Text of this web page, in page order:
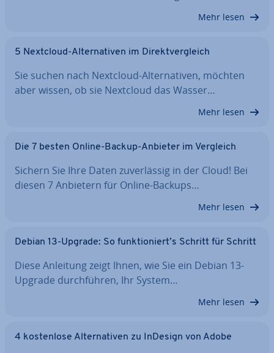
Mehr lesen
5 Nextcloud-Al­ter­na­ti­ven im Di­rekt­ver­gleich
Sie suchen nach Nextcloud-Al­ter­na­ti­ven, möchten
aber wissen, ob sie Nextcloud das Wasser…
Mehr lesen
Die 7 besten Online-Backup-Anbieter im Vergleich
Sichern Sie Ihre Daten zu­ver­läs­sig in der Cloud! Bei
diesen 7 Anbietern für Online-Backups…
Mehr lesen
Debian 13-Upgrade: So funk­tio­niert’s Schritt für Schritt
Diese Anleitung zeigt Ihnen, wie Sie ein Debian 13-
Upgrade durch­füh­ren, Ihr System…
Mehr lesen
4 kos­ten­lo­se Al­ter­na­ti­ven zu InDesign von Adobe